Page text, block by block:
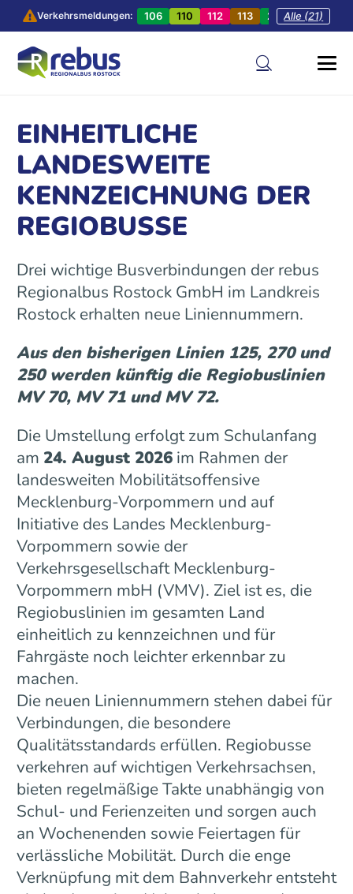
Verkehrsmeldungen: 106 110 112 113 201 202
Alle (21)
EINHEITLICHE
LANDESWEITE
KENNZEICHNUNG DER
REGIOBUSSE
Drei wichtige Busverbindungen der rebus
Regionalbus Rostock GmbH im Landkreis
Rostock erhalten neue Liniennummern.
Aus den bisherigen Linien 125, 270 und
250 werden künftig die Regiobuslinien
MV 70, MV 71 und MV 72.
Die Umstellung erfolgt zum Schulanfang
am 24. August 2026im Rahmen der
landesweiten Mobilitätsoffensive
Mecklenburg-Vorpommern und auf
Initiative des Landes Mecklenburg-
Vorpommern sowie der
Verkehrsgesellschaft Mecklenburg-
Vorpommern mbH (VMV). Ziel ist es, die
Regiobuslinien im gesamten Land
einheitlich zu kennzeichnen und für
Fahrgäste noch leichter erkennbar zu
machen.
Die neuen Liniennummern stehen dabei für
Verbindungen, die besondere
Qualitätsstandards erfüllen. Regiobusse
verkehren auf wichtigen Verkehrsachsen,
bieten regelmäßige Takte unabhängig von
Schul- und Ferienzeiten und sorgen auch
an Wochenenden sowie Feiertagen für
verlässliche Mobilität. Durch die enge
Verknüpfung mit dem Bahnverkehr entsteht